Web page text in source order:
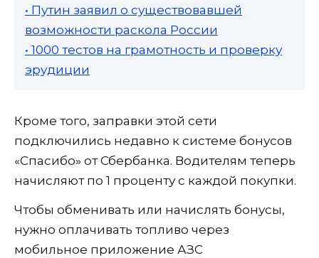
• Путин заявил о существовавшей
возможности раскола России
• 1000 тестов на грамотность и проверку
эрудиции
Кроме того, заправки этой сети
подключились недавно к системе бонусов
«Спасибо» от Сбербанка. Водителям теперь
начисляют по 1 проценту с каждой покупки.
Чтобы обменивать или начислять бонусы,
нужно оплачивать топливо через
мобильное приложение АЗС